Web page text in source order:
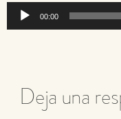
Reproductor
de
00:00
Deja una